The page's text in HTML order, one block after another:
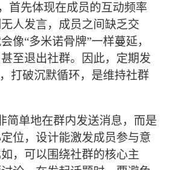
首先体现在成员的互动频率
无人发言，成员之间缺乏交
像“多米诺骨牌”一样蔓延，
至退出社群。因此，定期发
打破沉默循环，是维持社群
简单地在群内发送消息，而是
位，设计能激发成员参与意
，可以围绕社群的核心主